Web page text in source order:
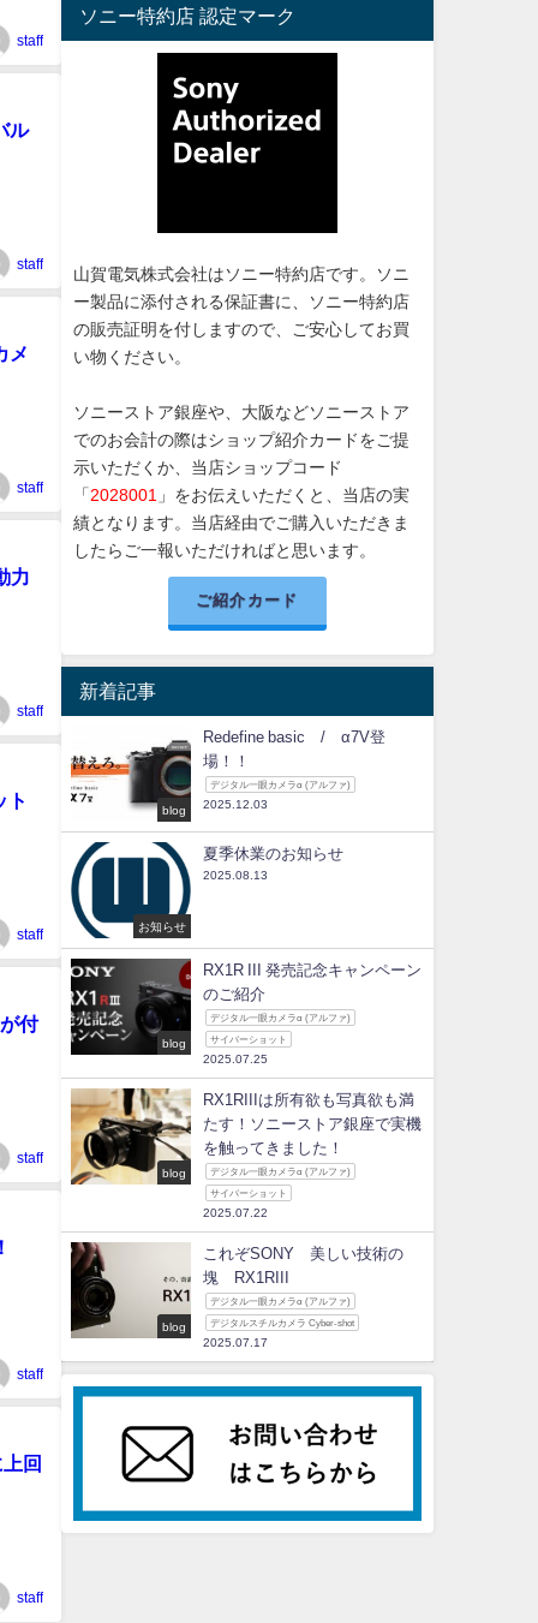
staff
ル
staff
メ
staff
力
staff
ト
staff
付
staff
staff
回
staff
ソニー特約店 認定マーク
山賀電気株式会社はソニー特約店です。ソニ
ー製品に添付される保証書に、ソニー特約店
の販売証明を付しますので、ご安心してお買
い物ください。
ソニーストア銀座や、大阪などソニーストア
でのお会計の際はショップ紹介カードをご提
示いただくか、当店ショップコード
「 2028001 」をお伝えいただくと、当店の実
績となります。当店経由でご購入いただきま
したらご一報いただければと思います。
ご紹介カード
新着記事
blog
Redefine basic / α7V登
場！！
デジタル一眼カメラα (アルファ)
2025.12.03
お知らせ
夏季休業のお知らせ
2025.08.13
blog
RX1R III 発売記念キャンペーン
のご紹介
デジタル一眼カメラα (アルファ)
サイバーショット
2025.07.25
blog
RX1RIIIは所有欲も写真欲も満
たす！ソニーストア銀座で実機
を触ってきました！
デジタル一眼カメラα (アルファ)
サイバーショット
2025.07.22
blog
これぞSONY 美しい技術の
塊 RX1RIII
デジタル一眼カメラα (アルファ)
デジタルスチルカメラ Cyber-shot
2025.07.17